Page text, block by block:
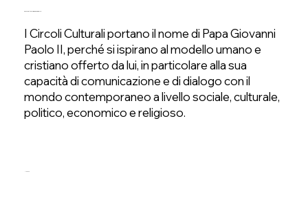
I Circoli Culturali portano il nome di Papa Giovanni
Paolo II, perché si ispirano al modello umano e
cristiano offerto da lui, in particolare alla sua
capacità di comunicazione e di dialogo con il
mondo contemporaneo a livello sociale, culturale,
politico, economico e religioso.